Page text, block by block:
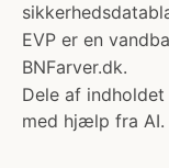
EVP er en
BNFarver.dk.
Dele af
med hjælp fra AI.